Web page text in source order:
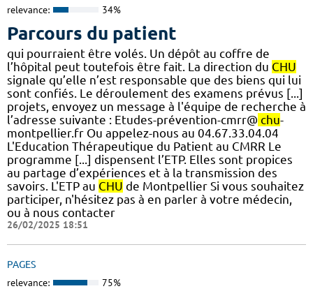
relevance: 34%
Parcours du patient
qui pourraient être volés. Un dépôt au coffre de
l’hôpital peut toutefois être fait. La direction du CHU
signale qu’elle n’est responsable que des biens qui lui
sont confiés. Le déroulement des examens prévus [...]
projets, envoyez un message à l'équipe de recherche à
l’adresse suivante : Etudes-prévention-cmrr@ chu-
montpellier.fr Ou appelez-nous au 04.67.33.04.04
L'Education Thérapeutique du Patient au CMRR Le
programme [...] dispensent l’ETP. Elles sont propices
au partage d’expériences et à la transmission des
savoirs. L'ETP au CHU de Montpellier Si vous souhaitez
participer, n'hésitez pas à en parler à votre médecin,
ou à nous contacter
26/02/2025 18:51
PAGES
relevance: 75%